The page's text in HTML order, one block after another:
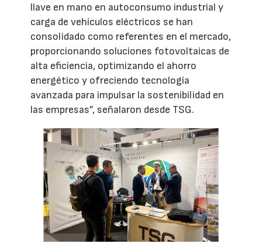
llave en mano en autoconsumo industrial y
carga de vehículos eléctricos se han
consolidado como referentes en el mercado,
proporcionando soluciones fotovoltaicas de
alta eficiencia, optimizando el ahorro
energético y ofreciendo tecnología
avanzada para impulsar la sostenibilidad en
las empresas”, señalaron desde TSG.